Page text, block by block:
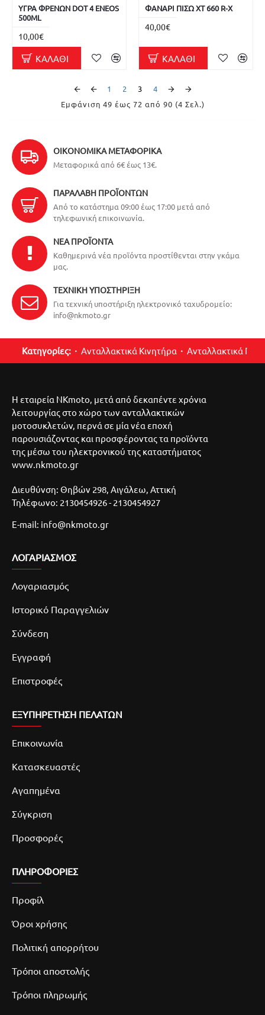
ΥΓΡΑ ΦΡΕΝΩΝ DOT 4 ENEOS
500ML
10,00€
ΚΑΛΆΘΙ
ΦΑΝΑΡΙ ΠΙΣΩ XT 660 R-X
40,00€
ΚΑΛΆΘΙ
1 2 3
4
Εμφάνιση 49 έως 72 από 90 (4 Σελ.)
ΟΙΚΟΝΟΜΙΚΆ ΜΕΤΑΦΟΡΙΚΆ
Μεταφορικά από 6€ έως 13€.
ΠΑΡΑΛΑΒΉ ΠΡΟΪΌΝΤΩΝ
Από το κατάστημα 09:00 έως 17:00 μετά από
τηλεφωνική επικοινωνία.
ΝΈΑ ΠΡΟΪΌΝΤΑ
Καθημερινά νέα προϊόντα προστίθενται στην γκάμα
μας.
ΤΕΧΝΙΚΉ ΥΠΟΣΤΉΡΙΞΗ
Για τεχνική υποστήριξη ηλεκτρονικό ταχυδρομείο:
info@nkmoto.gr
Κατηγορίες: Ανταλλακτικά Κινητήρα Ανταλλακτικά
Η εταιρεία NKmoto, μετά από δεκαπέντε χρόνια
λειτουργίας στο χώρο των ανταλλακτικών
μοτοσυκλετών, περνά σε μία νέα εποχή
παρουσιάζοντας και προσφέροντας τα προϊόντα
της μέσω του ηλεκτρονικού της καταστήματος
www.nkmoto.gr
Διευθύνση: Θηβών 298, Αιγάλεω, Αττική
Τηλέφωνο: 2130454926 - 2130454927
E-mail: info@nkmoto.gr
ΛΟΓΑΡΙΑΣΜΌΣ
Λογαριασμός
Ιστορικό Παραγγελιών
Σύνδεση
Εγγραφή
Επιστροφές
ΕΞΥΠΗΡΕΤΗΣΗ ΠΕΛΑΤΩΝ
Επικοινωνία
Κατασκευαστές
Αγαπημένα
Σύγκριση
Προσφορές
ΠΛΗΡΟΦΟΡΙΕΣ
Προφίλ
Όροι χρήσης
Πολιτική απορρήτου
Τρόποι αποστολής
Τρόποι πληρωμής